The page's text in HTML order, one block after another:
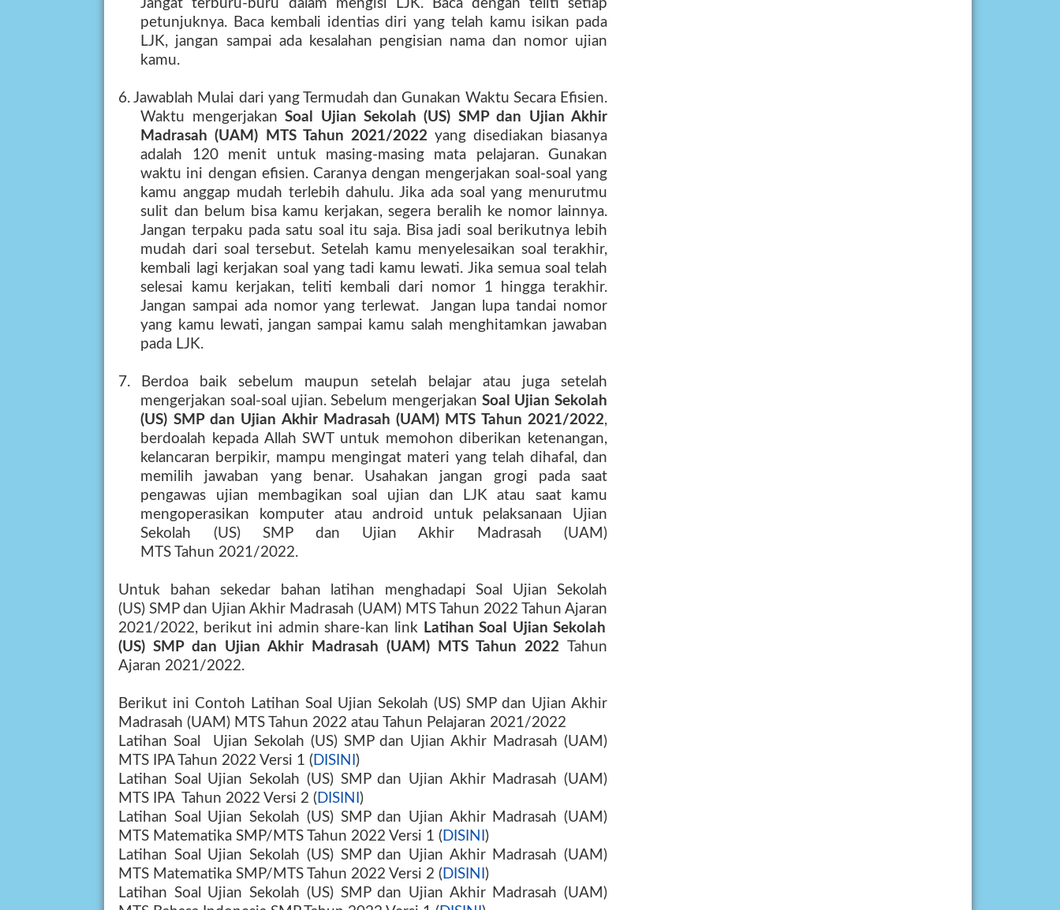
Jangat terburu-buru dalam mengisi LJK. Baca dengan teliti setiap
petunjuknya. Baca kembali identias diri yang telah kamu isikan pada
LJK, jangan sampai ada kesalahan pengisian nama dan nomor ujian
kamu.
6. Jawablah Mulai dari yang Termudah dan Gunakan Waktu Secara Efisien.
Waktu mengerjakanSoal Ujian Sekolah (US) SM P dan Ujian Akhir
Madrasah (UAM) MTSTahun 2021/2022 yang disediakan biasanya
adalah 120 menit untuk masing-masing mata pelajaran. Gunakan
waktu ini dengan efisien. Caranya dengan mengerjakan soal-soal yang
kamu anggap mudah terlebih dahulu. Jika ada soal yang menurutmu
sulit dan belum bisa kamu kerjakan, segera beralih ke nomor lainnya.
Jangan terpaku pada satu soal itu saja. Bisa jadi soal berikutnya lebih
mudah dari soal tersebut. Setelah kamu menyelesaikan soal terakhir,
kembali lagi kerjakan soal yang tadi kamu lewati. Jika semua soal telah
selesai kamu kerjakan, teliti kembali dari nomor 1 hingga terakhir.
Jangan sampai ada nomor yang terlewat.
Jangan lupa tandai nomor
yang kamu lewati, jangan sampai kamu salah menghitamkan jawaban
pada LJK.
7. Berdoa baik sebelum maupun setelah belajar atau juga setelah
mengerjakan soal-soal ujian. Sebelum mengerjakan Soal Ujian Sekolah
(US) SM P dan Ujian Akhir Madrasah (UAM) MTS Tahun2021/2022,
berdoalah kepada Allah SWT untuk memohon diberikan ketenangan,
kelancaran berpikir, mampu mengingat materi yang telah dihafal, dan
memilih jawaban yang benar. Usahakan jangan grogi pada saat
pengawas ujian membagikan soal ujian dan LJK atau saat kamu
mengoperasikan komputer atau android untuk pelaksanaan Ujian
Sekolah (US)SM P dan Ujian Akhir Madrasah (UAM)
MTS Tahun 2021/2022.
Untuk bahan sekedar bahan latihan menghadapi Soal Ujian Sekolah
(US) SM P dan Ujian Akhir Madrasah (UAM) MTS Tahun 2022 Tahun Ajaran
2021/2022, berikut ini admin share-kan link Latihan Soal Ujian Sekolah
(US) SM P dan Ujian Akhir Madrasah (UAM) MTS Tahun 2022 Tahun
Ajaran 2021/2022.
Berikut ini Contoh Latihan Soal Ujian Sekolah (US) SM P dan Ujian Akhir
Madrasah (UAM) MTS Tahun 2022 atau Tahun Pelajaran 2021/2022
Latihan Soal Ujian Sekolah (US)SM P dan Ujian Akhir Madrasah (UAM)
MTS
IPA Tahun 2022 Versi 1 ( DISINI )
Latihan Soal Ujian Sekolah (US)SM P dan Ujian Akhir Madrasah (UAM)
MTS
IPA Tahun 2022 Versi 2 ( DISINI )
Latihan Soal Ujian Sekolah (US)SM P dan Ujian Akhir Madrasah (UAM)
MTS Matematika SMP/MTS Tahun 2022 Versi 1 ( DISINI )
Latihan Soal Ujian Sekolah (US)SM P dan Ujian Akhir Madrasah (UAM)
MTS Matematika SMP/MTS Tahun 2022 Versi 2 ( DISINI )
Latihan Soal Ujian Sekolah (US)SM P dan Ujian Akhir Madrasah (UAM)